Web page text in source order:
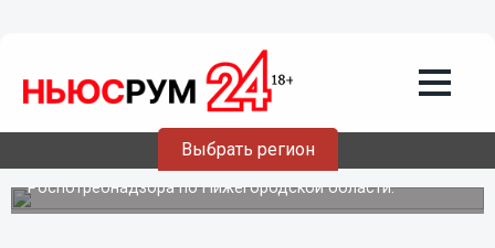
Выбрать регион
07.03.201812:59
Нижегородцам рассказали, как
правильно выбирать цветы
Памятку в преддверии 8 марта опубликовало управление
Роспотребнадзора по Нижегородской области.